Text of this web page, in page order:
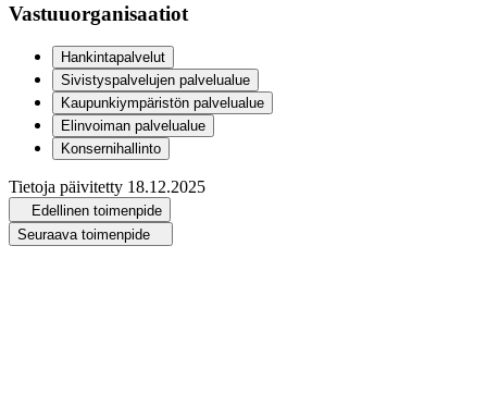
Vastuuorganisaatiot
Hankintapalvelut
Sivistyspalvelujen palvelualue
Kaupunkiympäristön palvelualue
Elinvoiman palvelualue
Konsernihallinto
Tietoja päivitetty 18.12.2025
Edellinen toimenpide
Seuraava toimenpide